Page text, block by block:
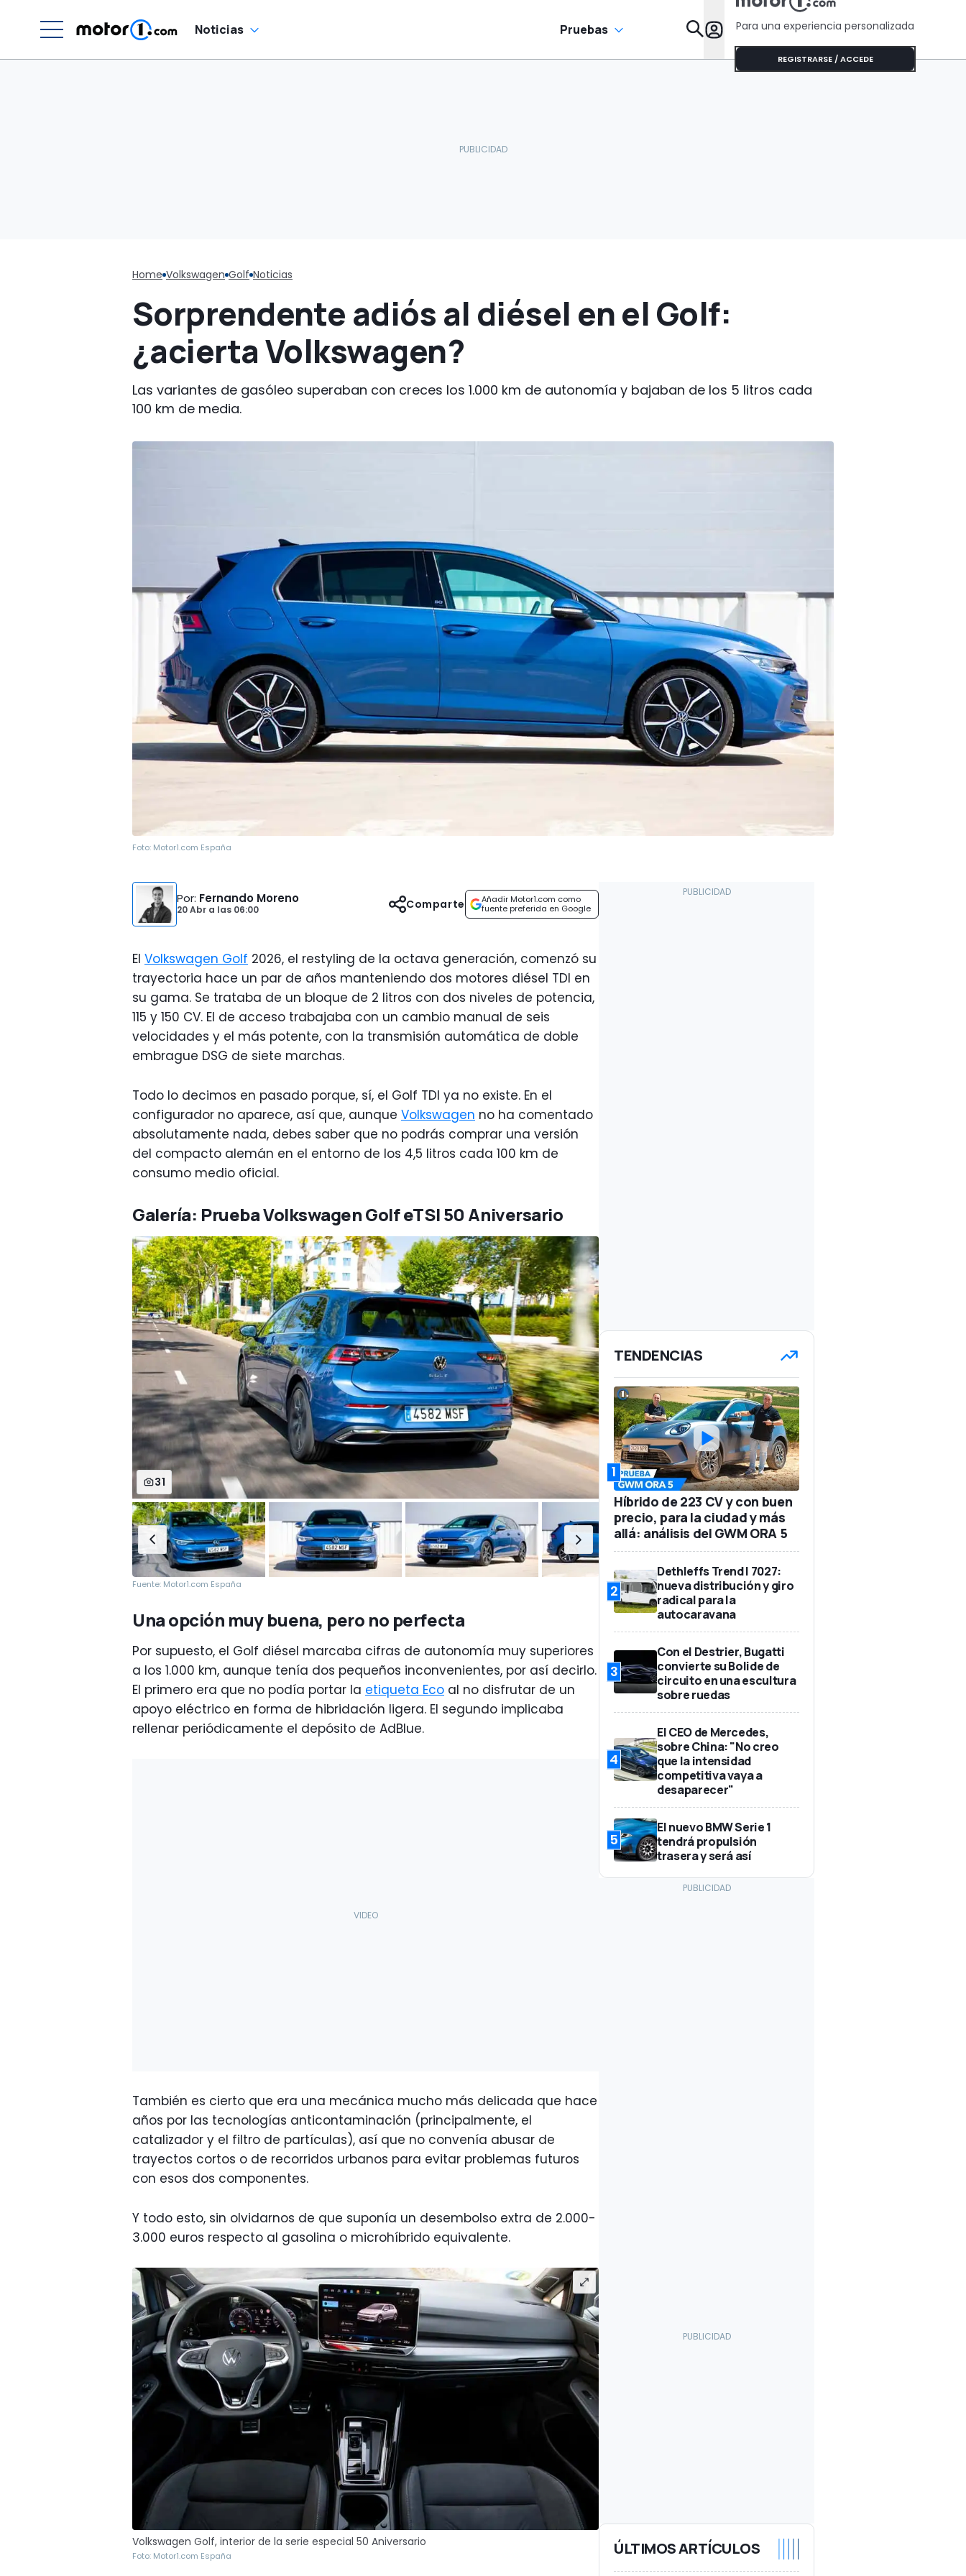
Noticias Pruebas Para una experiencia personalizada
REGISTRARSE / ACCEDE
Home Volkswagen Golf Noticias
Sorprendente adiós al diésel en el Golf:
¿acierta Volkswagen?
Las variantes de gasóleo superaban con creces los 1.000 km de autonomía y bajaban de los 5 litros cada
100 km de media.
Foto: Motor1.com España
Por: Fernando Moreno
20 Abr a las 06:00
Añadir Motor1.com como
fuente preferida en Google
Comparte
El Volkswagen Golf 2026, el restyling de la octava generación, comenzó su
trayectoria hace un par de años manteniendo dos motores diésel TDI en
su gama. Se trataba de un bloque de 2 litros con dos niveles de potencia,
115 y 150 CV. El de acceso trabajaba con un cambio manual de seis
velocidades y el más potente, con la transmisión automática de doble
embrague DSG de siete marchas.
Todo lo decimos en pasado porque, sí, el Golf TDI ya no existe. En el
configurador no aparece, así que, aunque Volkswagen no ha comentado
absolutamente nada, debes saber que no podrás comprar una versión
del compacto alemán en el entorno de los 4,5 litros cada 100 km de
consumo medio oficial.
Galería: Prueba Volkswagen Golf eTSI 50 Aniversario
31
Fuente: Motor1.com España
Una opción muy buena, pero no perfecta
Por supuesto, el Golf diésel marcaba cifras de autonomía muy superiores
a los 1.000 km, aunque tenía dos pequeños inconvenientes, por así decirlo.
El primero era que no podía portar la etiqueta Eco al no disfrutar de un
apoyo eléctrico en forma de hibridación ligera. El segundo implicaba
rellenar periódicamente el depósito de AdBlue.
También es cierto que era una mecánica mucho más delicada que hace
años por las tecnologías anticontaminación (principalmente, el
catalizador y el filtro de partículas), así que no convenía abusar de
trayectos cortos o de recorridos urbanos para evitar problemas futuros
con esos dos componentes.
Y todo esto, sin olvidarnos de que suponía un desembolso extra de 2.000-
3.000 euros respecto al gasolina o microhíbrido equivalente.
Volkswagen Golf, interior de la serie especial 50 Aniversario
Foto: Motor1.com España
TENDENCIAS
1
Híbrido de 223 CV y con buen
precio, para la ciudad y más
allá: análisis del GWM ORA 5
2
Dethleffs Trend I 7027:
nueva distribución y giro
radical para la
autocaravana
3
Con el Destrier, Bugatti
convierte su Bolide de
circuito en una escultura
sobre ruedas
4
El CEO de Mercedes,
sobre China: "No creo
que la intensidad
competitiva vaya a
desaparecer"
5
El nuevo BMW Serie 1
tendrá propulsión
trasera y será así
ÚLTIMOS ARTÍCULOS
que algunos Tesla